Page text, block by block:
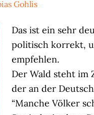
Gohlis
Das ist ein sehr
politisch korrekt,
empfehlen.
Der Wald steht im
der an der
“Manche Völker